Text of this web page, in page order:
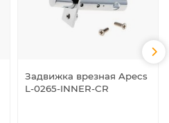
Задвижка врезная Apecs
L-0265-INNER-CR